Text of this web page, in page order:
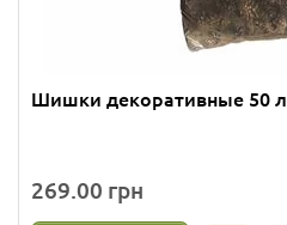
Шишки декоративные 50 л
269.00 грн